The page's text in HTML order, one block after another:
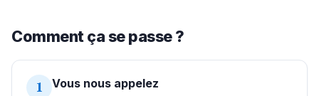
Comment ça se passe ?
1 Vous nous appelez